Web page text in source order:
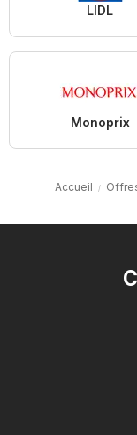
LIDL
Monoprix
Accueil